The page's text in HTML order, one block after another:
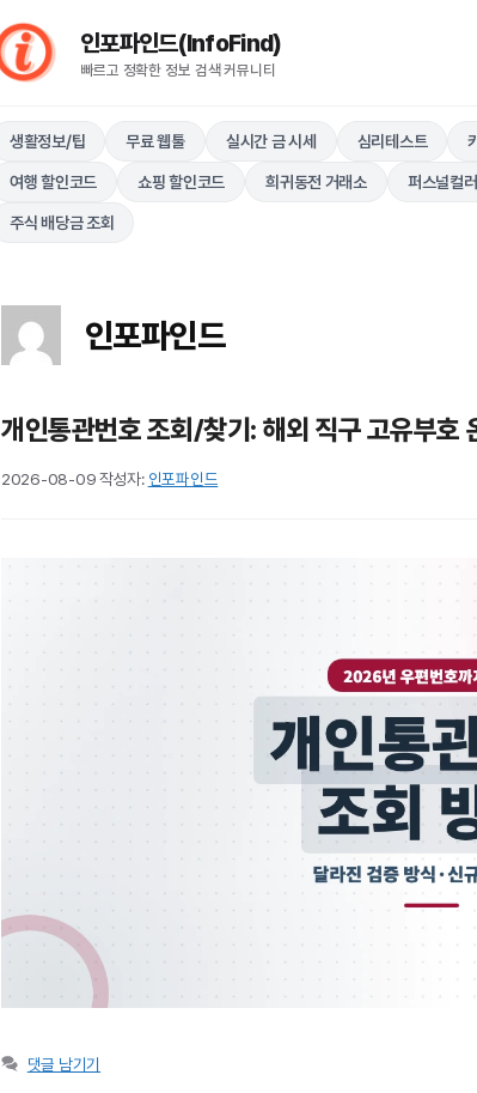
인포파인드(InfoFind)​​​​
빠르고 정확한 정보 검색 커뮤니티
생활정보/팁 무료 웹툴 실시간 금 시세 심리테스트
여행 할인코드 쇼핑 할인코드 희귀동전 거래소 퍼스널컬
주식 배당금 조회
인포파인드
개인통관번호 조회/찾기: 해외 직구 고유부호
2026-08-09작성자: 인포파인드
댓글 남기기